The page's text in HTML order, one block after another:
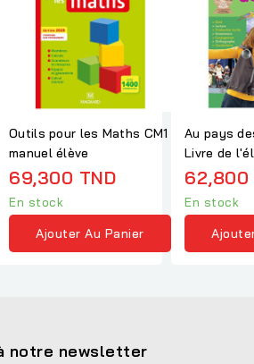
Outils pour les Maths CM1
manuel élève
69,300 TND
En stock
Ajouter Au Panier
Au pays
Livre de
62,800
En stock
notre newsletter